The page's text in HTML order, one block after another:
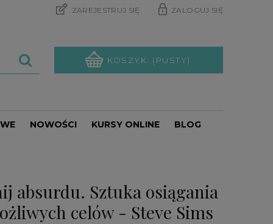
ZAREJESTRUJ SIĘ ZALOGUJ SIĘ
KOSZYK: (PUSTY)
NOWOŚCI KURSY ONLINE BLOG
absurdu. Sztuka osiągania
celów - Steve Sims